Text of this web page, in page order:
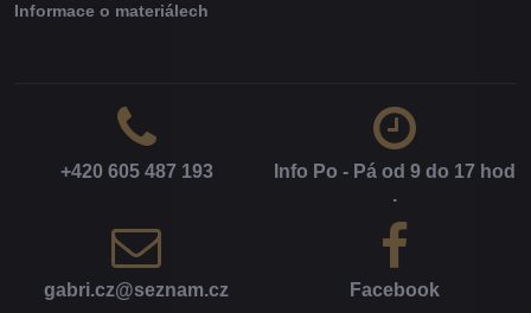
Informace o materiálech
+420 605 487 193
Info Po - Pá od 9 do 17 hod​
.
gabri​.cz​@seznam​.cz Facebook